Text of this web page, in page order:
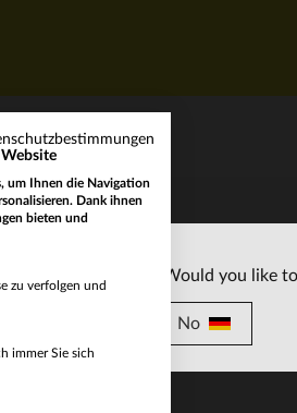
und guten
OK
per E-Mail
Would you like
No
Website
um Ihnen die Navigation
Dank ihnen
bieten und
zu verfolgen und
immer Sie sich